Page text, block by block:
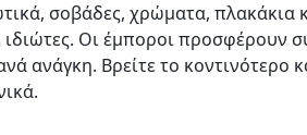
σοβάδες, χρώματα, πλακάκια
ιδιώτες. Οι έμποροι προσφέρουν
ανάγκη. Βρείτε το